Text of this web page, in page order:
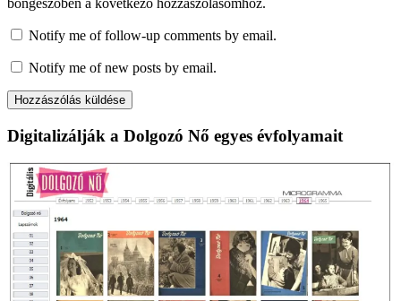
Notify me of follow-up comments by email.
Notify me of new posts by email.
Digitalizálják a Dolgozó Nő egyes évfolyamait